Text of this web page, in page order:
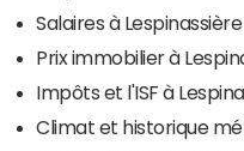
Salaires à Lespinassière
Prix immobilier à
Impôts et l'ISF à
Climat et historique